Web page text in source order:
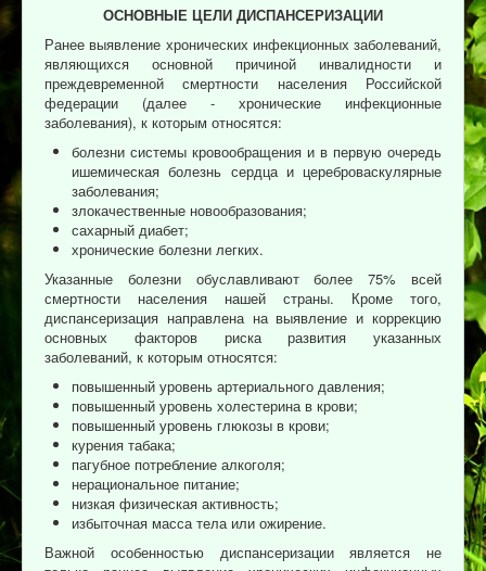
Вакансии
Связаться с нами
Отзывы пациентов
Женская консультация
Бессмертный полк
ОСНОВНЫЕ ЦЕЛИ ДИСПАНСЕРИЗАЦИИ
Ранее выявление хронических инфекционных заболеваний,
являющихся основной причиной инвалидности и
преждевременной смертности населения Российской
федерации (далее - хронические инфекционные
заболевания), к которым относятся:
болезни системы кровообращения и в первую очередь
ишемическая болезнь сердца и цереброваскулярные
заболевания;
злокачественные новообразования;
сахарный диабет;
хронические болезни легких.
Указанные болезни обуславливают более 75% всей
смертности населения нашей страны. Кроме того,
диспансеризация направлена на выявление и коррекцию
основных факторов риска развития указанных
заболеваний, к которым относятся:
повышенный уровень артериального давления;
повышенный уровень холестерина в крови;
повышенный уровень глюкозы в крови;
курения табака;
пагубное потребление алкоголя;
нерациональное питание;
низкая физическая активность;
избыточная масса тела или ожирение.
Важной особенностью диспансеризации является не